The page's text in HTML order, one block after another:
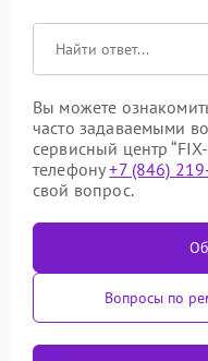
Вы можете
часто задаваемыми
сервисный центр
телефону+7 (846)
свой вопрос.
Вопросы по